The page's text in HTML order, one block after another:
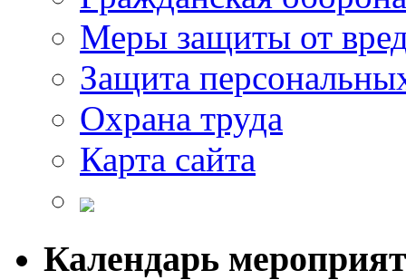
Меры защиты от
Защита
Охрана труда
Карта сайта
Календарь